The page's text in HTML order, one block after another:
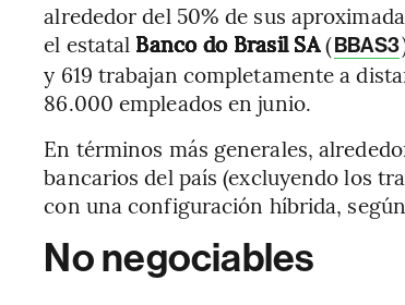
alrededor del 50% de sus
el estatal Banco do Brasil SA(BBAS3
y 619 trabajan completamente a
86.000 empleados en junio.
En términos más generales,
bancarios del país (excluyendo los
con una configuración híbrida,
No negociables